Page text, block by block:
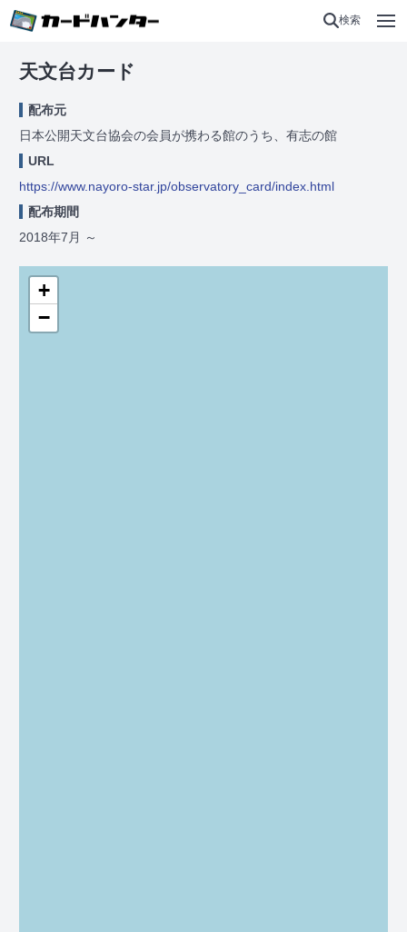
検索
天文台カード
配布元
日本公開天文台協会の会員が携わる館のうち、有志の館
URL
https://www.nayoro-star.jp/observatory_card/index.html
配布期間
2018年7月
～
+
−